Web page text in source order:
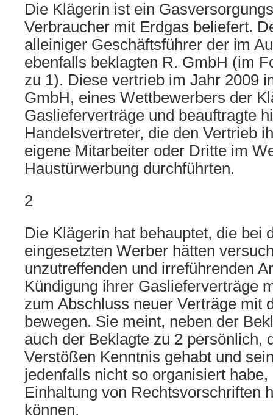
Die Klägerin ist ein
Verbraucher mit Erdgas beliefert.
alleiniger Geschäftsführer der im
ebenfalls beklagten R. GmbH (im
zu 1). Diese vertrieb im Jahr 2009
GmbH, eines Wettbewerbers der
Gaslieferverträge und beauftragte
Handelsvertreter, die den Vertrieb
eigene Mitarbeiter oder Dritte im
Haustürwerbung durchführten.
2
Die Klägerin hat behauptet, die bei
eingesetzten Werber hätten
unzutreffenden und irreführenden
Kündigung ihrer Gaslieferverträge
zum Abschluss neuer Verträge mit
bewegen. Sie meint, neben der
auch der Beklagte zu 2 persönlich,
Verstößen Kenntnis gehabt und
jedenfalls nicht so organisiert
Einhaltung von Rechtsvorschriften
können.